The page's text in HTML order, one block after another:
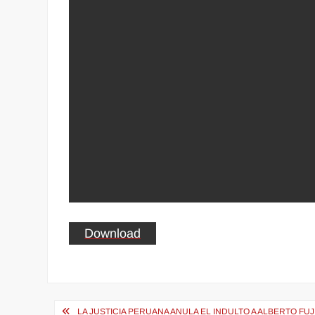
Download
LA JUSTICIA PERUANA ANULA EL INDULTO A ALBERTO